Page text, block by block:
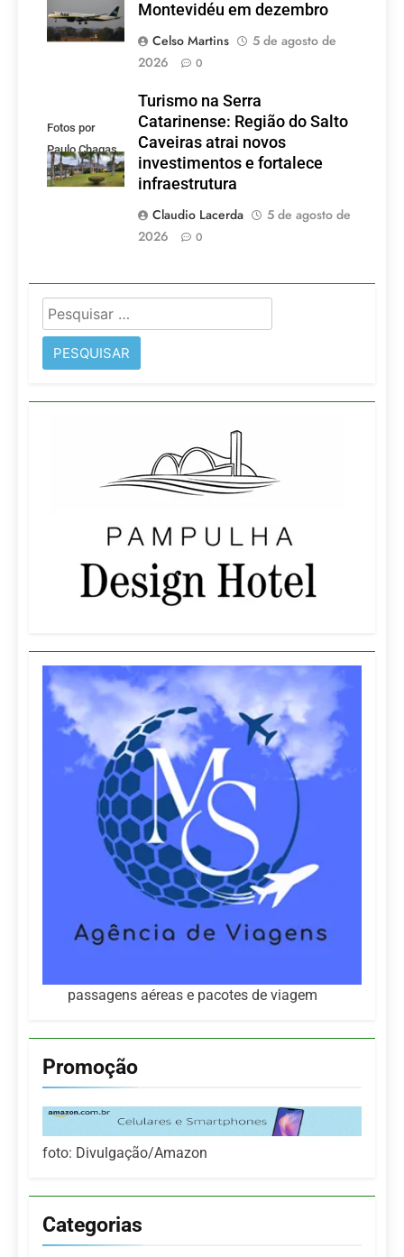
Montevidéu em dezembro
Celso Martins
5 de agosto de
2026
0
Fotos por
Paulo Chagas
Turismo na Serra
Catarinense: Região do Salto
Caveiras atrai novos
investimentos e fortalece
infraestrutura
Claudio Lacerda
5 de agosto de
2026
0
Pesquisar
por:
passagens aéreas e pacotes de viagem
Promoção
foto: Divulgação/Amazon
Categorias